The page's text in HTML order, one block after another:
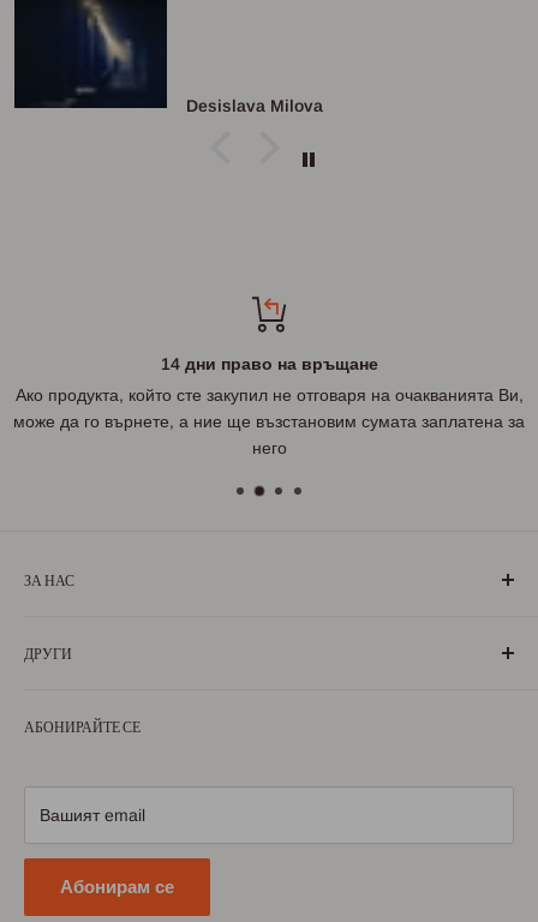
Desislava Milova
14 дни право на връщане
Ако продукта, който сте закупил не отговаря на очакванията Ви,
може да го върнете, а ние ще възстановим сумата заплатена за
него
ЗА НАС
са живели извън границите на България. Екипът ни се
милеещи за нея.
ДРУГИ
Условия за ползване
АБОНИРАЙТЕ СЕ
Вашият email
Абонирам се